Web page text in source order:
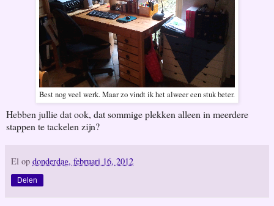
Best nog veel werk. Maar zo vindt ik het alweer een stuk beter.
Hebben jullie dat ook, dat sommige plekken alleen in meerdere
stappen te tackelen zijn?
El op donderdag, februari 16, 2012
Delen